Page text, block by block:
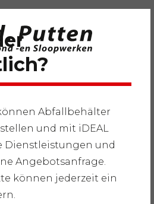
" Abfallbehälter "Bau- und
8m3
Abfallbehälter
und mit iDEAL
Dienstleistungen und
Angebotsanfrage.
können jederzeit ein